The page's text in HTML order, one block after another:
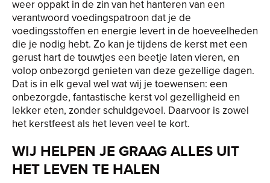
weer oppakt in de zin van het hanteren van een
verantwoord voedingspatroon dat je de
voedingsstoffen en energie levert in de hoeveelheden
die je nodig hebt. Zo kan je tijdens de kerst met een
gerust hart de touwtjes een beetje laten vieren, en
volop onbezorgd genieten van deze gezellige dagen.
Dat is in elk geval wel wat wij je toewensen: een
onbezorgde, fantastische kerst vol gezelligheid en
lekker eten, zonder schuldgevoel. Daarvoor is zowel
het kerstfeest als het leven veel te kort.
WIJ HELPEN JE GRAAG ALLES UIT
HET LEVEN TE HALEN